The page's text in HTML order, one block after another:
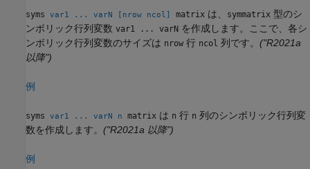
syms var1 ... varN [nrow ncol] matrix は、 symmatrix 型のシ
ンボリック行列変数 var1 ... varN を作成します。ここで、各シ
ンボリック行列変数のサイズは nrow 行 ncol 列です。 ("R2021a
以降")
例
syms var1 ... varN n matrix は n 行 n 列のシンボリック行列変
数を作成します。 ("R2021a 以降")
例